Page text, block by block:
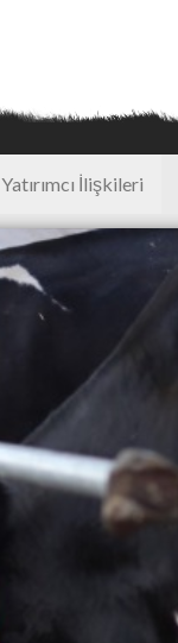
Yatırımcı İlişkileri